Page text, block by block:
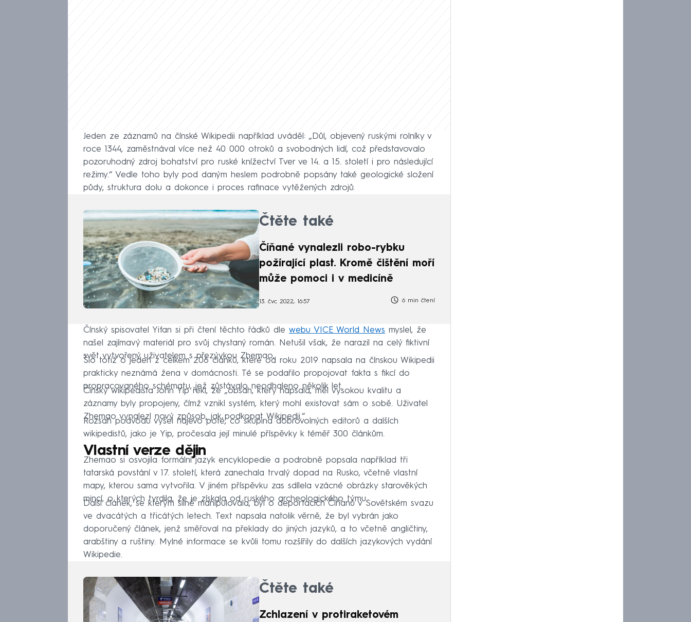
Jeden ze záznamů na čínské Wikipedii například uváděl: „Důl, objevený ruskými rolníky v
roce 1344, zaměstnával více než 40 000 otroků a svobodných lidí, což představovalo
pozoruhodný zdroj bohatství pro ruské knížectví Tver ve 14. a 15. století i pro následující
režimy.“ Vedle toho byly pod daným heslem podrobně popsány také geologické složení
půdy, struktura dolu a dokonce i proces rafinace vytěžených zdrojů.
Čtěte také
Číňané vynalezli robo-rybku
požírající plast. Kromě čištění moří
může pomoci i v medicíně
13. čvc 2022, 16:57 6 min čtení
Čínský spisovatel Yifan si při čtení těchto řádků dle webu VICE World News myslel, že
našel zajímavý materiál pro svůj chystaný román. Netušil však, že narazil na celý fiktivní
svět vytvořený uživatelem s přezývkou Zhemao,
Šlo totiž o jeden z celkem 206 článků, které od roku 2019 napsala na čínskou Wikipedii
prakticky neznámá žena v domácnosti. Té se podařilo propojovat fakta s fikcí do
propracovaného schématu, jež zůstávalo neodhaleno několik let.
Čínský wikipedista John Yip řekl, že „obsah, který napsala, měl vysokou kvalitu a
záznamy byly propojeny, čímž vznikl systém, který mohl existovat sám o sobě. Uživatel
Zhemao vynalezl nový způsob, jak podkopat Wikipedii.“
Rozsah podvodu vyšel najevo poté, co skupina dobrovolných editorů a dalších
wikipedistů, jako je Yip, pročesala její minulé příspěvky k téměř 300 článkům.
Vlastní verze dějin
Zhemao si osvojila formální jazyk encyklopedie a podrobně popsala například tři
tatarská povstání v 17. století, která zanechala trvalý dopad na Rusko, včetně vlastní
mapy, kterou sama vytvořila. V jiném příspěvku zas sdílela vzácné obrázky starověkých
mincí, o kterých tvrdila, že je získala od ruského archeologického týmu.
Další článek, se kterým silně manipulovala, byl o deportacích Číňanů v Sovětském svazu
ve dvacátých a třicátých letech. Text napsala natolik věrně, že byl vybrán jako
doporučený článek, jenž směřoval na překlady do jiných jazyků, a to včetně angličtiny,
arabštiny a ruštiny. Mylné informace se kvůli tomu rozšířily do dalších jazykových vydání
Wikipedie.
Čtěte také
Zchlazení v protiraketovém